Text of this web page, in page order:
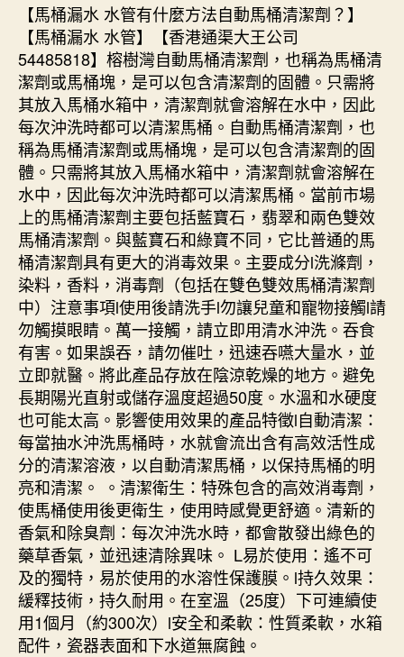
【馬桶漏水 水管有什麼方法自動馬桶清潔劑？】
【馬桶漏水 水管】【香港通渠大王公司
54485818】榕樹灣自動馬桶清潔劑，也稱為馬桶清
潔劑或馬桶塊，是可以包含清潔劑的固體。只需將
其放入馬桶水箱中，清潔劑就會溶解在水中，因此
每次沖洗時都可以清潔馬桶。自動馬桶清潔劑，也
稱為馬桶清潔劑或馬桶塊，是可以包含清潔劑的固
體。只需將其放入馬桶水箱中，清潔劑就會溶解在
水中，因此每次沖洗時都可以清潔馬桶。當前市場
上的馬桶清潔劑主要包括藍寶石，翡翠和兩色雙效
馬桶清潔劑。與藍寶石和綠寶不同，它比普通的馬
桶清潔劑具有更大的消毒效果。主要成分l洗滌劑，
染料，香料，消毒劑（包括在雙色雙效馬桶清潔劑
中）注意事項l使用後請洗手l勿讓兒童和寵物接觸l請
勿觸摸眼睛。萬一接觸，請立即用清水沖洗。吞食
有害。如果誤吞，請勿催吐，迅速吞嚥大量水，並
立即就醫。將此產品存放在陰涼乾燥的地方。避免
長期陽光直射或儲存溫度超過50度。水溫和水硬度
也可能太高。影響使用效果的產品特徵l自動清潔：
每當抽水沖洗馬桶時，水就會流出含有高效活性成
分的清潔溶液，以自動清潔馬桶，以保持馬桶的明
亮和清潔。 。清潔衛生：特殊包含的高效消毒劑，
使馬桶使用後更衛生，使用時感覺更舒適。清新的
香氣和除臭劑：每次沖洗水時，都會散發出綠色的
藥草香氣，並迅速清除異味。 L易於使用：遙不可
及的獨特，易於使用的水溶性保護膜。l持久效果：
緩釋技術，持久耐用。在室溫（25度）下可連續使
用1個月（約300次）l安全和柔軟：性質柔軟，水箱
配件，瓷器表面和下水道無腐蝕。